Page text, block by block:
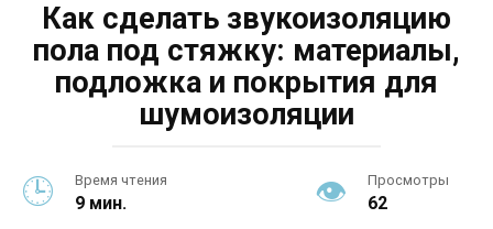
Как сделать звукоизоляцию
пола под стяжку: материалы,
подложка и покрытия для
шумоизоляции
Время чтения
9 мин.
Просмотры
62